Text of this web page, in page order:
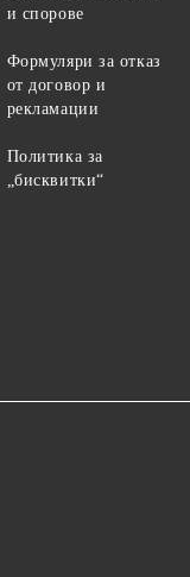
и спорове
Формуляри за отказ
от договор и
рекламации
Политика за
„бисквитки“